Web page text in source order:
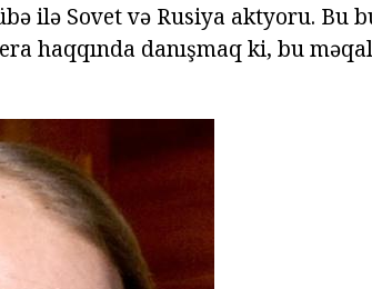
ilə Sovet və Rusiya aktyoru. Bu
haqqında danışmaq ki, bu